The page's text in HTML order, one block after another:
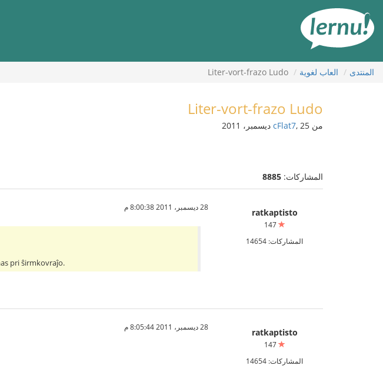
المحتويات
المنتدى العاب لغوية Liter-vort-frazo Ludo
Liter-vort-frazo Ludo
من cFlat7, 25 ديسمبر، 2011
المشاركات: 8885
ratkaptisto
147
المشاركات: 14654
28 ديسمبر، 2011 8:00:38 م
pri ŝirmkovraĵo.
ratkaptisto
147
المشاركات: 14654
28 ديسمبر، 2011 8:05:44 م